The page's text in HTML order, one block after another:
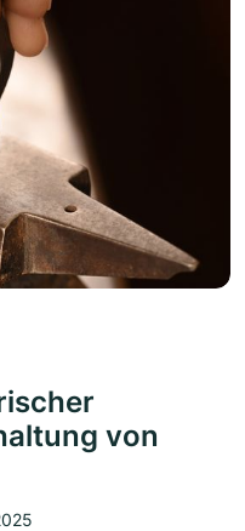
von